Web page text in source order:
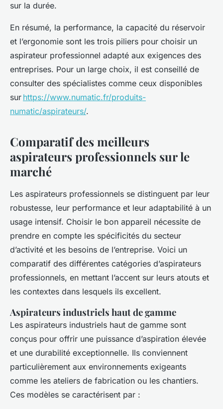
sur la durée.
En résumé, la performance, la capacité du réservoir
et l’ergonomie sont les trois piliers pour choisir un
aspirateur professionnel adapté aux exigences des
entreprises. Pour un large choix, il est conseillé de
consulter des spécialistes comme ceux disponibles
sur https://www.numatic.fr/produits-
numatic/aspirateurs/.
Comparatif des meilleurs
aspirateurs professionnels sur le
marché
Les aspirateurs professionnels se distinguent par leur
robustesse, leur performance et leur adaptabilité à un
usage intensif. Choisir le bon appareil nécessite de
prendre en compte les spécificités du secteur
d’activité et les besoins de l’entreprise. Voici un
comparatif des différentes catégories d’aspirateurs
professionnels, en mettant l’accent sur leurs atouts et
les contextes dans lesquels ils excellent.
Aspirateurs industriels haut de gamme
Les aspirateurs industriels haut de gamme sont
conçus pour offrir une puissance d’aspiration élevée
et une durabilité exceptionnelle. Ils conviennent
particulièrement aux environnements exigeants
comme les ateliers de fabrication ou les chantiers.
Ces modèles se caractérisent par :